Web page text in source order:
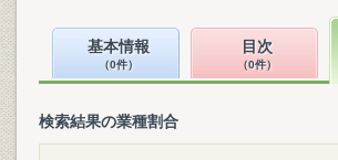
基本情報
（0件）
目次
（0件）
検索結果の業種割合